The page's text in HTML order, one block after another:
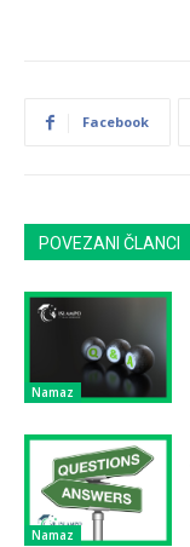
Facebook
POVEZANI ČLANCI
Namaz
Namaz